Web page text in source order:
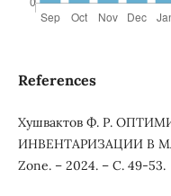
References
Хушвактов Ф. Р.
ИНВЕНТАРИЗАЦИИ В
Zone. – 2024. – С. 49-53.